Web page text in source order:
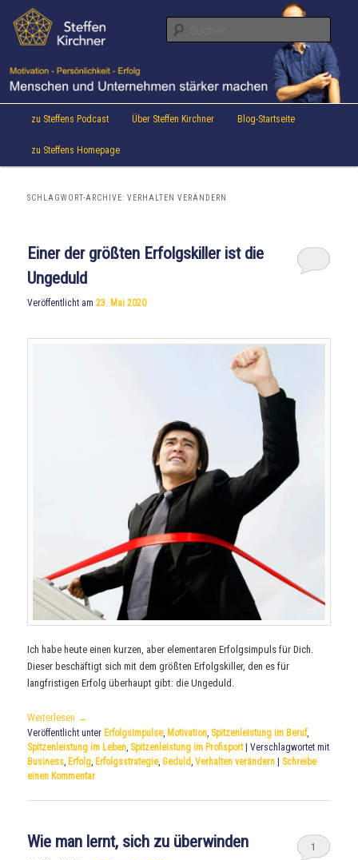
Inhalt
wechseln
sekundären
Inhalt
Steffen Kirchner Blog
Aktuelles von Speaker & Motivationstrainer Steffen Kirchner
Hauptmenü
zu Steffens Podcast Über Steffen Kirchner Blog-Startseite
zu Steffens Homepage
SCHLAGWORT-ARCHIVE:VERHALTEN VERÄNDERN
Einer der größten Erfolgskiller ist die
Ungeduld
Veröffentlicht am23. Mai 2020
Ich habe heute einen kurzen, aber elementaren Erfolgsimpuls für Dich.
Dieser beschäftigt sich mit dem größten Erfolgskiller, den es für
langfristigen Erfolg überhaupt gibt: die Ungeduld.
Weiterlesen →
Veröffentlicht unter Erfolgsimpulse, Motivation Spitzenleistung im Beruf,
Spitzenleistung im Leben Spitzenleistung im Profisport |Verschlagwortet mit
Business Erfolg Erfolgsstrategie,Geduld ,Verhalten verändern | Schreibe
einen Kommentar
Wie man lernt, sich zu überwinden 1